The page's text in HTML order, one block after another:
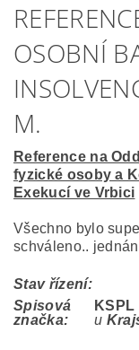
OSOBNÍ
M.
Reference na
fyzické osoby a
Exekucí ve Vrbici
Všechno bylo
schváleno..
Stav řízení:
Spisová
značka:
u